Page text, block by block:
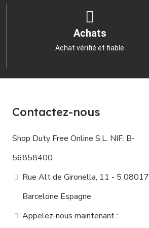
Achats
Achat vérifié et fiable
Contactez-nous
Shop Duty Free Online S.L. NIF: B-
56858400
Rue Alt de Gironella, 11 - 5 08017
Barcelone Espagne
Appelez-nous maintenant :